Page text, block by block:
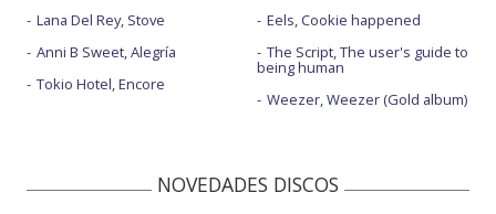
Lana Del Rey, Stove
Anni B Sweet, Alegría
Tokio Hotel, Encore
Eels, Cookie happened
The Script, The user's guide to
being human
Weezer, Weezer (Gold album)
NOVEDADES DISCOS